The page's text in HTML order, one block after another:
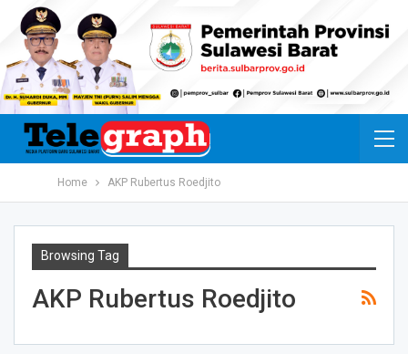
Home AKP Rubertus Roedjito
Browsing Tag
AKP Rubertus Roedjito